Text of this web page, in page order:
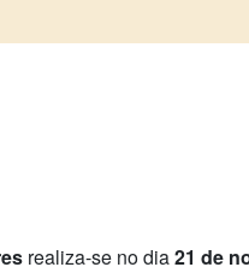
realiza-se no dia21 de